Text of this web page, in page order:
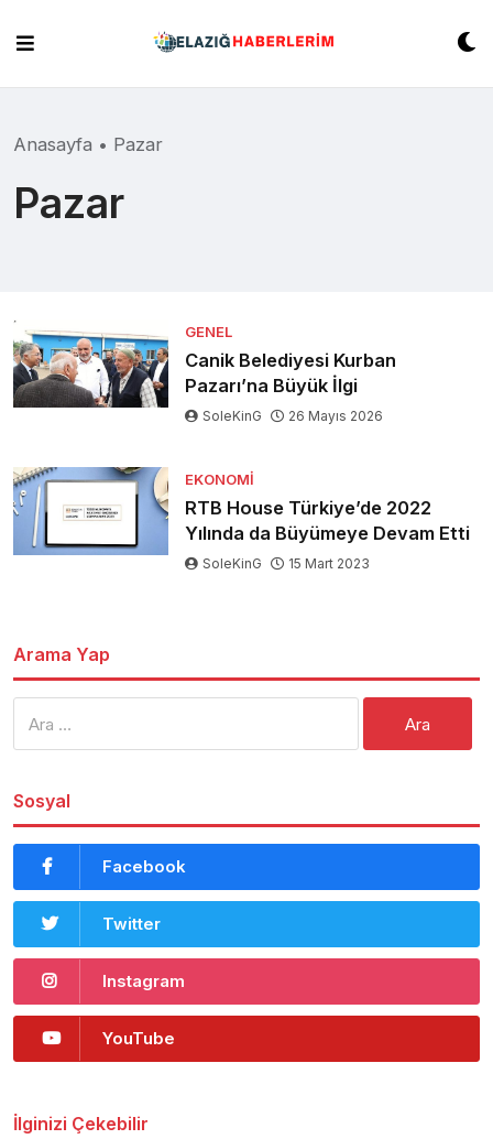
content
Anasayfa • Pazar
Pazar
GENEL
Canik Belediyesi Kurban
Pazarı’na Büyük İlgi
SoleKinG 26 Mayıs 2026
EKONOMI
RTB House Türkiye’de 2022
Yılında da Büyümeye Devam Etti
SoleKinG 15 Mart 2023
Arama Yap
Sosyal
Facebook
Twitter
Instagram
YouTube
İlginizi Çekebilir